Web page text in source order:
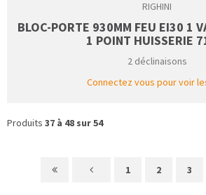
RIGHINI
BLOC-PORTE 930MM FEU EI30 1
1 POINT HUISSERIE
2 déclinaisons
Connectez vous pour voir
Produits 37 à 48 sur 54
1 2 3